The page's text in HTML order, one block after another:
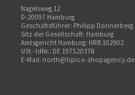
Nagelsweg 12
D-20097 Hamburg
Geschäftsführer: Philipp Donnerberg
Sitz der Gesellschaft: Hamburg
Amtsgericht Hamburg: HRB 102902
USt.-IdNr.: DE 197520378
E-Mail: north@tipico-shopagency.de